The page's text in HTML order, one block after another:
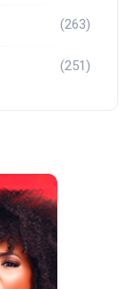
(263)
(251)